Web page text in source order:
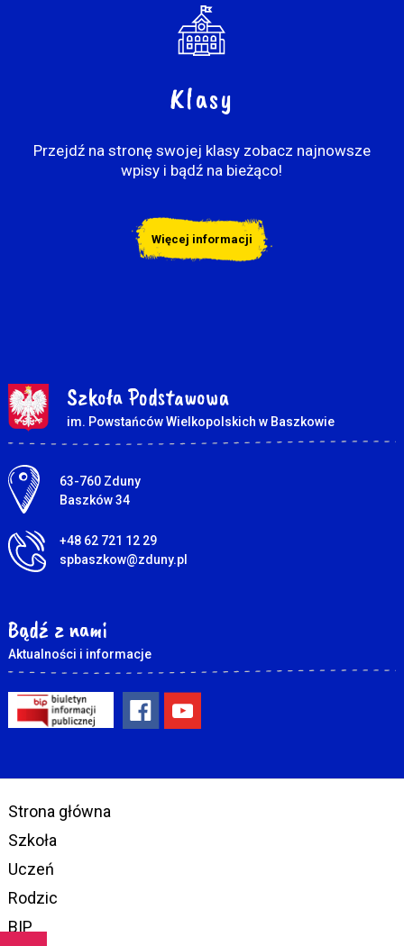
Klasy
Przejdź na stronę swojej klasy zobacz najnowsze
wpisy i bądź na bieżąco!
Więcej informacji
Szkoła Podstawowa
im. Powstańców Wielkopolskich w Baszkowie
Adres pocztowy:
63-760 Zduny
Baszków 34
+48 62 721 12 29
spbaszkow@zduny.pl
Bądź z nami
Aktualności i informacje
Strona główna
Szkoła
Uczeń
Rodzic
BIP